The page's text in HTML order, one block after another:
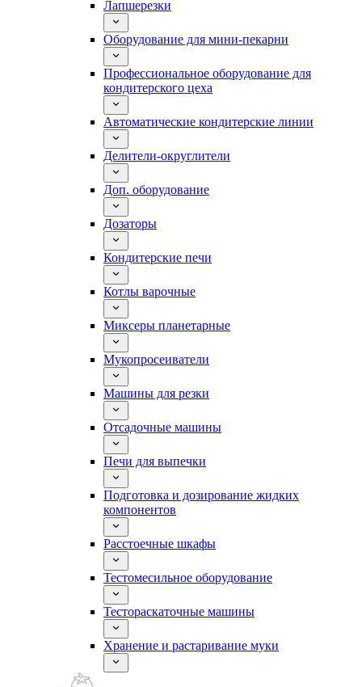
Лапшерезки
Оборудование для мини-пекарни
Профессиональное оборудование для
кондитерского цеха
Автоматические кондитерские линии
Делители-округлители
Доп. оборудование
Дозаторы
Кондитерские печи
Котлы варочные
Миксеры планетарные
Мукопросеиватели
Машины для резки
Отсадочные машины
Печи для выпечки
Подготовка и дозирование жидких
компонентов
Расстоечные шкафы
Тестомесильное оборудование
Тестораскаточные машины
Хранение и растаривание муки